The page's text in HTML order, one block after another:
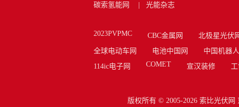
碳索氢能网
光能杂志
2023PVPMC CBC金属网 北极星光伏
全球电动车网
电池中国网 中国机器
114ic电子网
COMET 宣汉装修
版权所有 © 2005-2026 索比光伏网